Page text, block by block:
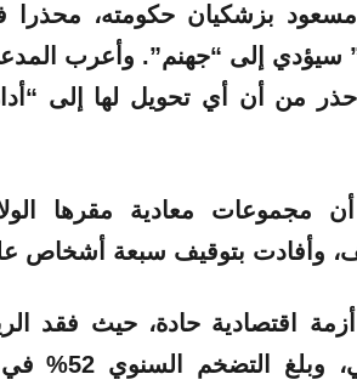
مسعود بزشكيان حكومته،
إلى “جهنم”. وأعرب
من أن أي تحويل لها إلى
مجموعات معادية مقرها
وأفادت بتوقيف سبعة أشخاص
اقتصادية حادة، حيث فقد
الدولار